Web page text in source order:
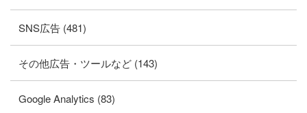
SNS広告 (481)
その他広告・ツールなど (143)
Google Analytics (83)